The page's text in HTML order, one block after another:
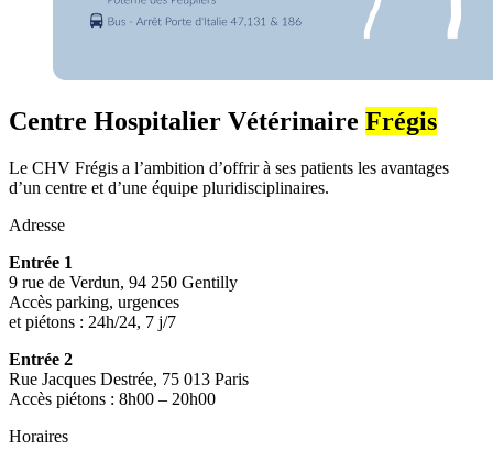
Centre Hospitalier Vétérinaire Frégis
Le CHV Frégis a l’ambition d’offrir à ses patients les avantages
d’un centre et d’une équipe pluridisciplinaires.
Adresse
Entrée 1
9 rue de Verdun, 94 250 Gentilly
Accès parking, urgences
et piétons : 24h/24, 7 j/7
Entrée 2
Rue Jacques Destrée, 75 013 Paris
Accès piétons : 8h00 – 20h00
Horaires